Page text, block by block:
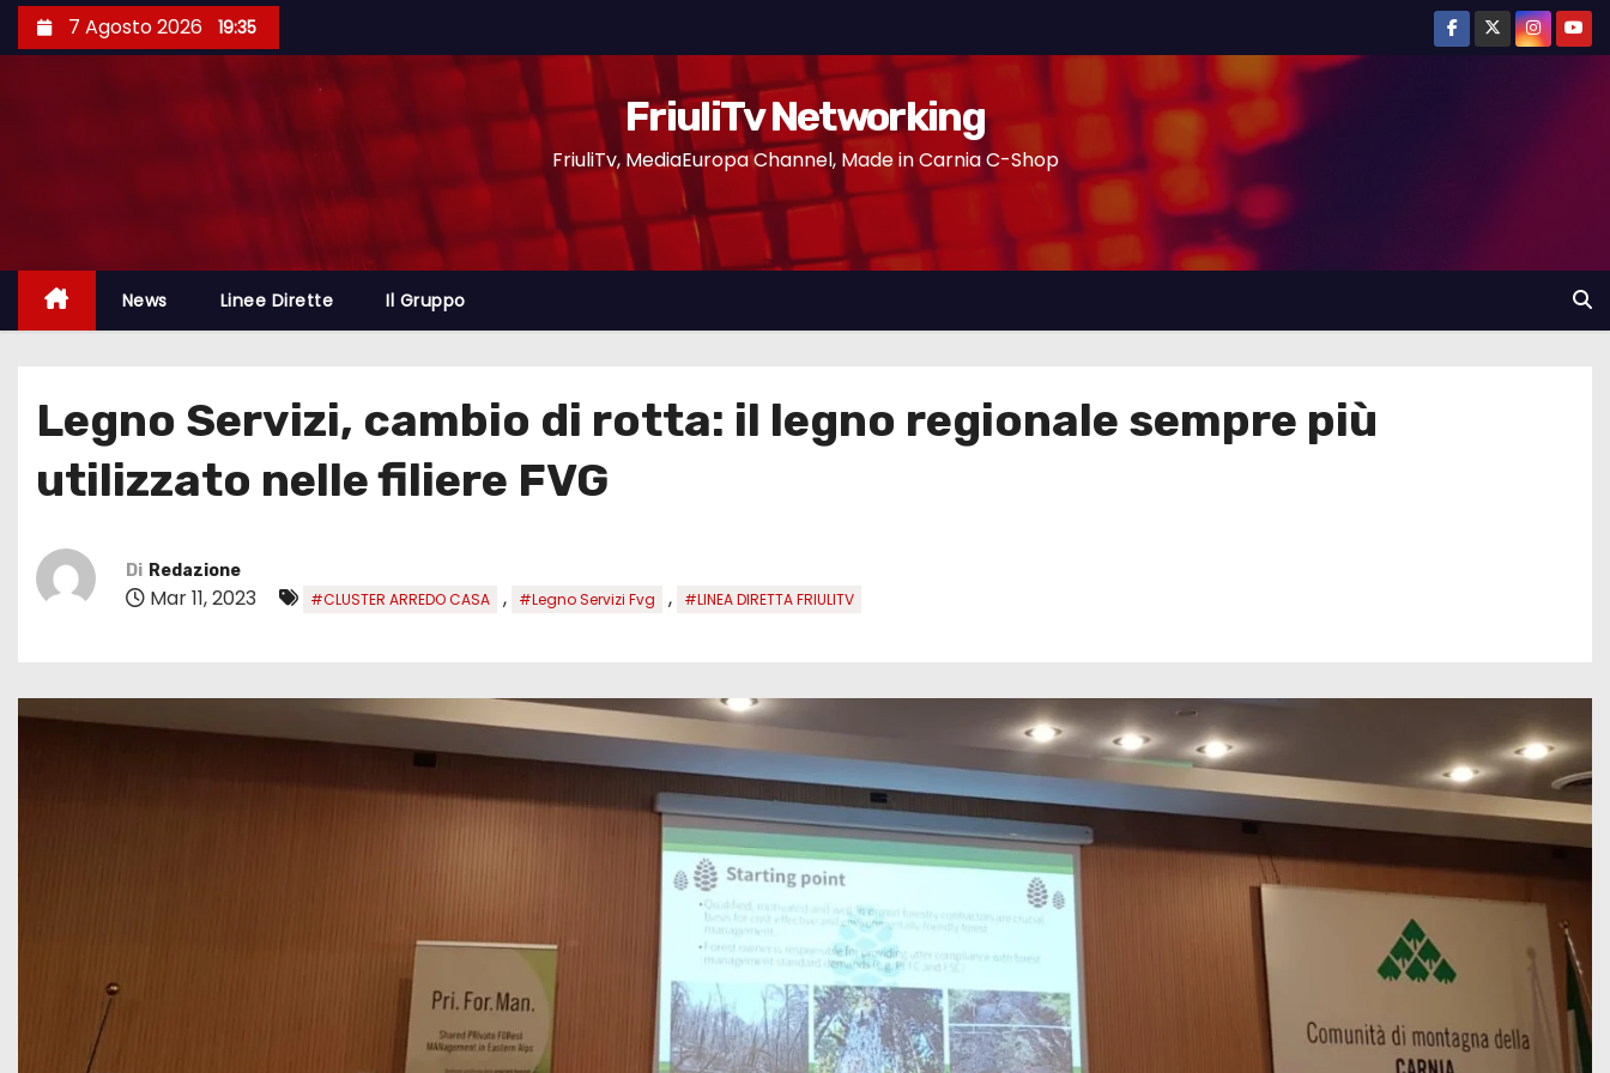
7 Agosto 2026 19:35
FriuliTv Networking
FriuliTv, MediaEuropa Channel, Made in Carnia C-Shop
News Linee Dirette Il Gruppo
Legno Servizi, cambio di rotta: il legno regionale sempre più
utilizzato nelle filiere FVG
Di Redazione
Mar 11, 2023 #CLUSTER ARREDO CASA , #Legno Servizi Fvg , #LINEA DIRETTA FRIULITV